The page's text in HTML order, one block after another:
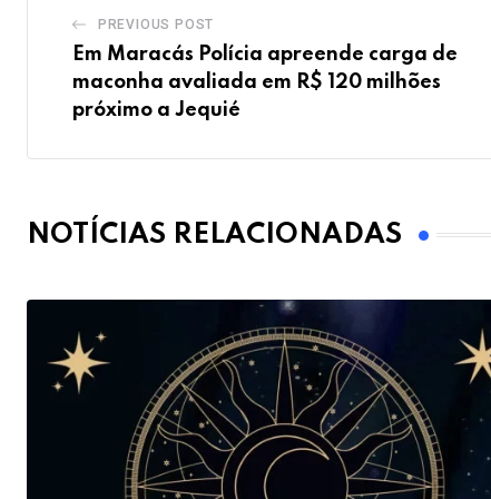
PREVIOUS POST
Em Maracás Polícia apreende carga de
maconha avaliada em R$ 120 milhões
próximo a Jequié
NOTÍCIAS RELACIONADAS